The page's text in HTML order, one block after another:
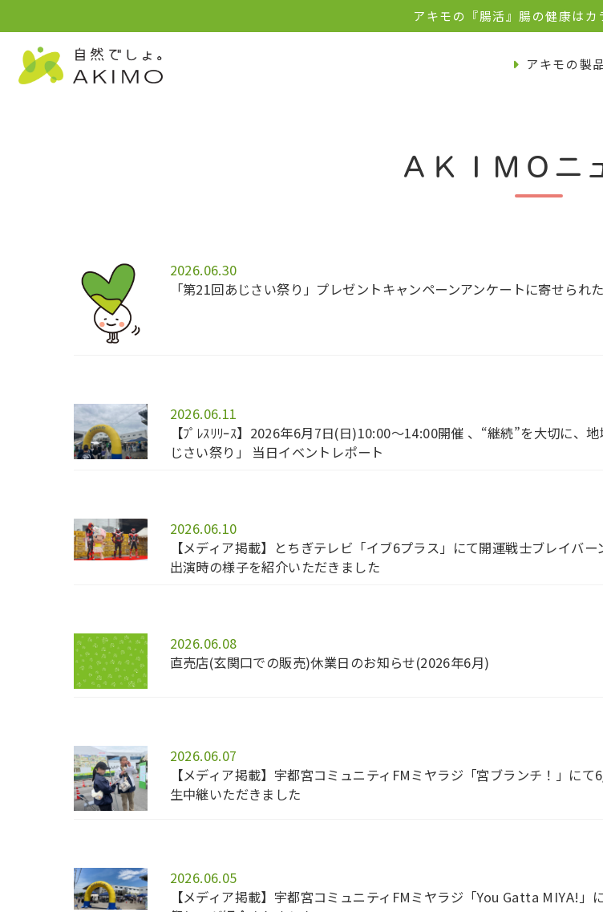
アキモの『腸活』腸の健康はカ
アキモの製
ＡＫＩＭＯニ
2026.06.30
「第21回あじさい祭り」プレゼントキャンペーンアンケートに寄せられ
2026.06.11
【ﾌﾟﾚｽﾘﾘｰｽ】2026年6月7日(日)10:00～14:00開催 、“継続”を大切に、
じさい祭り」 当日イベントレポート
2026.06.10
【メディア掲載】とちぎテレビ「イブ6プラス」にて開運戦士ブレイバ
出演時の様子を紹介いただきました
2026.06.08
直売店(玄関口での販売)休業日のお知らせ(2026年6月)
2026.06.07
【メディア掲載】宇都宮コミュニティFMミヤラジ「宮ブランチ！」に
生中継いただきました
2026.06.05
【メディア掲載】宇都宮コミュニティFMミヤラジ「You Gatta MIYA!